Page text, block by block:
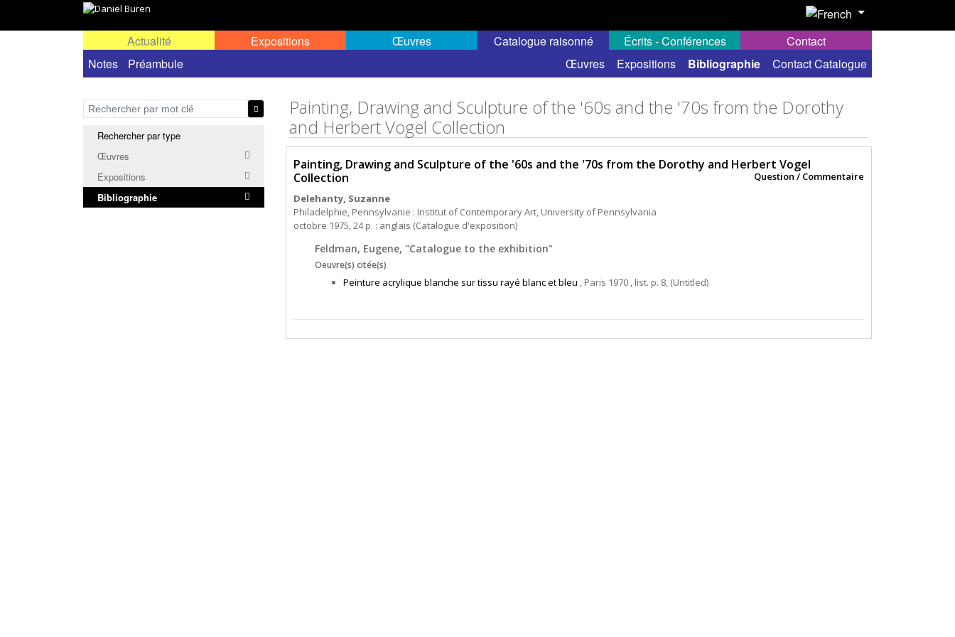
Actualité Expositions Œuvres
Catalogue raisonné
Notes
Préambule Œuvres Expositions Bibliographie Contact Catalogue
Écrits - Conférences Contact
Rechercher par type
Œuvres
Expositions
Bibliographie
Painting, Drawing and Sculpture of the '60s and the '70s from the Dorothy
and Herbert Vogel Collection
Painting, Drawing and Sculpture of the '60s and the '70s from the Dorothy and Herbert Vogel
Collection
Question / Commentaire
Delehanty, Suzanne
Philadelphie, Pennsylvanie : Institut of Contemporary Art, University of Pennsylvania
octobre 1975, 24 p. : anglais (Catalogue d'exposition)
Feldman, Eugene, "Catalogue to the exhibition"
Oeuvre(s) citée(s)
Peinture acrylique blanche sur tissu rayé blanc et bleu , Paris 1970 , list. p. 8, (Untitled)